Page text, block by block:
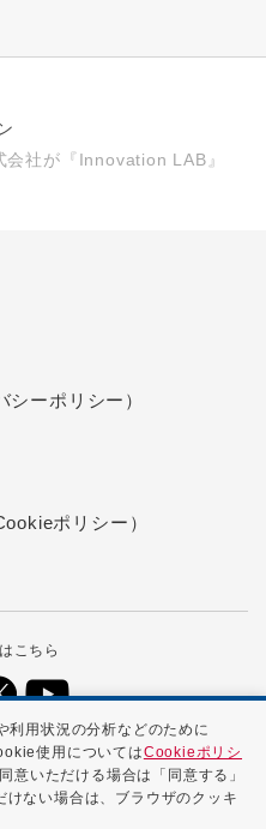
会社が『Innovation LAB』
ーポリシー）
ポリシー）
こちら
名、ブランド名などは、各社の
Inc. All Rights
利用状況の分析などのために
使用についてはCookieポリシ
意いただける場合は「同意する」
ない場合は、ブラウザのクッキ